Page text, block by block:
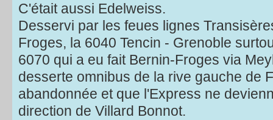
C'était aussi Edelweiss.
Desservi par les feues lignes
Froges, la 6040 Tencin - Grenoble
6070 qui a eu fait Bernin-Froges via
desserte omnibus de la rive gauche de
abandonnée et que l'Express ne
direction de Villard Bonnot.